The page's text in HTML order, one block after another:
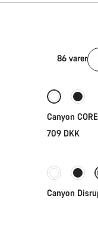
86 varer
Canyon
709 DKK
Canyon